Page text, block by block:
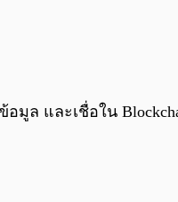
ล และเชื่อใน